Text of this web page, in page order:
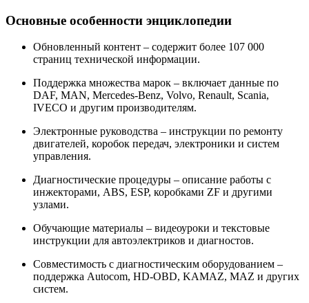
Основные особенности энциклопедии
Обновленный контент – содержит более 107 000
страниц технической информации.
Поддержка множества марок – включает данные по
DAF, MAN, Mercedes-Benz, Volvo, Renault, Scania,
IVECO и другим производителям.
Электронные руководства – инструкции по ремонту
двигателей, коробок передач, электроники и систем
управления.
Диагностические процедуры – описание работы с
инжекторами, ABS, ESP, коробками ZF и другими
узлами.
Обучающие материалы – видеоуроки и текстовые
инструкции для автоэлектриков и диагностов.
Совместимость с диагностическим оборудованием –
поддержка Autocom, HD-OBD, KAMAZ, MAZ и других
систем.